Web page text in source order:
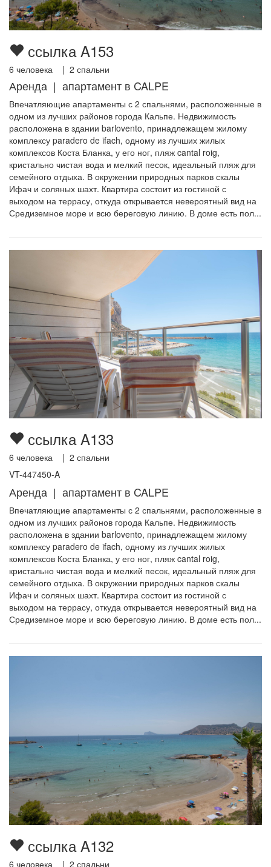
ссылка A153
6 человека | 2 спальни
Аренда | апартамент в CALPE
Впечатляющие апартаменты с 2 спальнями, расположенные в
одном из лучших районов города Кальпе. Недвижимость
расположена в здании barlovento, принадлежащем жилому
комплексу paradero de ifach, одному из лучших жилых
комплексов Коста Бланка, у его ног, пляж cantal roig,
кристально чистая вода и мелкий песок, идеальный пляж для
семейного отдыха. В окружении природных парков скалы
Ифач и соляных шахт. Квартира состоит из гостиной с
выходом на террасу, откуда открывается невероятный вид на
Средиземное море и всю береговую линию. В доме есть пол...
ссылка A133
6 человека | 2 спальни
VT-447450-A
Аренда | апартамент в CALPE
Впечатляющие апартаменты с 2 спальнями, расположенные в
одном из лучших районов города Кальпе. Недвижимость
расположена в здании barlovento, принадлежащем жилому
комплексу paradero de ifach, одному из лучших жилых
комплексов Коста Бланка, у его ног, пляж cantal roig,
кристально чистая вода и мелкий песок, идеальный пляж для
семейного отдыха. В окружении природных парков скалы
Ифач и соляных шахт. Квартира состоит из гостиной с
выходом на террасу, откуда открывается невероятный вид на
Средиземное море и всю береговую линию. В доме есть пол...
ссылка A132
6 человека | 2 спальни